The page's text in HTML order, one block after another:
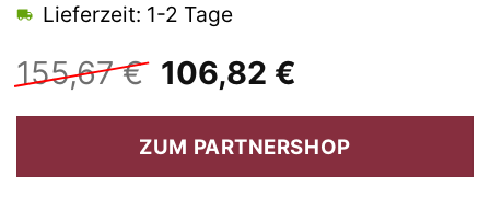
155,67€ Ursprünglicher
Preis
war:
155,67 €
106,82 €
ist:
106,82 €.
Lieferzeit: 1-2 Tage
ZUM PARTNERSHOP